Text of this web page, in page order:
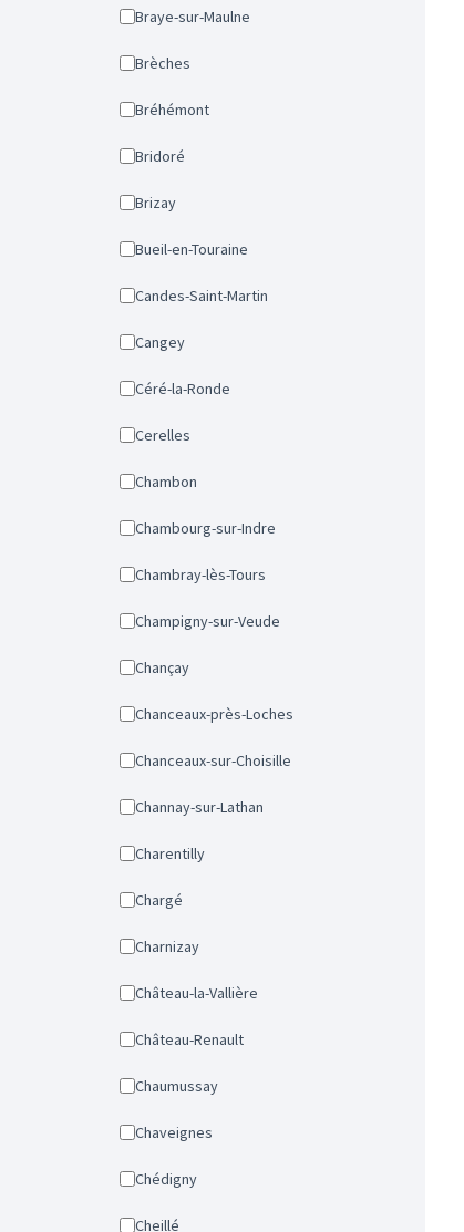
Braye-sur-Maulne
Brèches
Bréhémont
Bridoré
Brizay
Bueil-en-Touraine
Candes-Saint-Martin
Cangey
Céré-la-Ronde
Cerelles
Chambon
Chambourg-sur-Indre
Chambray-lès-Tours
Champigny-sur-Veude
Chançay
Chanceaux-près-Loches
Chanceaux-sur-Choisille
Channay-sur-Lathan
Charentilly
Chargé
Charnizay
Château-la-Vallière
Château-Renault
Chaumussay
Chaveignes
Chédigny
Cheillé